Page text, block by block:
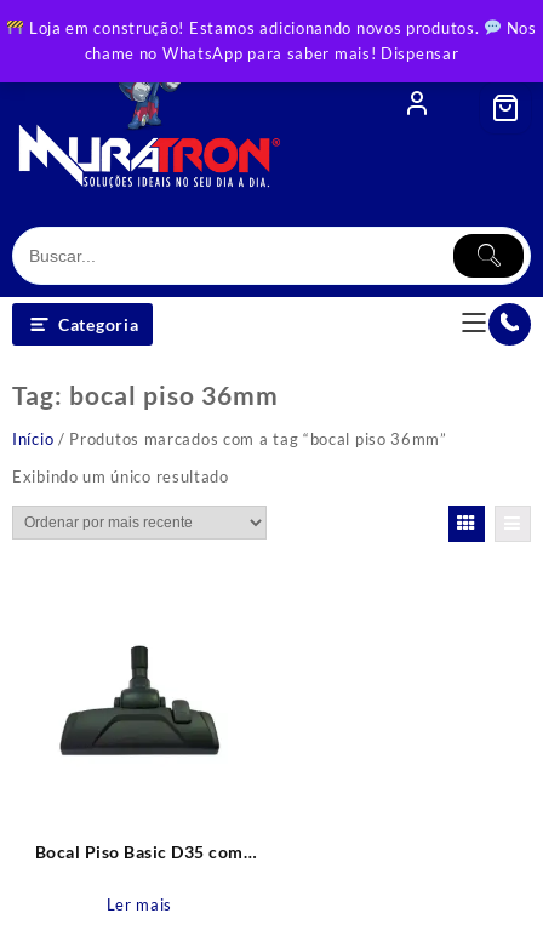
Loja em construção! Estamos adicionando novos produtos.
Nos
chame no WhatsApp para saber mais! Dispensar
to
Categoria
Tag: bocal piso 36mm
Início / Produtos marcados com a tag “bocal piso 36mm”
Exibindo um único resultado
Bocal Piso Basic D35 com
Ler mais